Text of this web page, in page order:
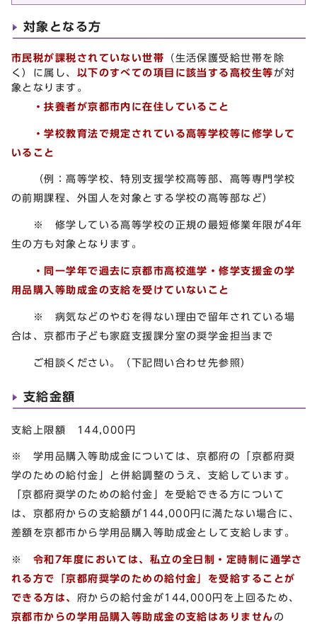
対象となる方
市民税が課税されていない世帯 （生活保護受給世帯を除
く）に属し、
以下のすべての項目に該当する高校生等 が対
象となります。
・扶養者が京都市内に在住していること
・学校教育法で規定されている高等学校等に修学して
いること
（例：高等学校、特別支援学校高等部、高等専門学校
の前期課程、外国人を対象とする学校の高等部など）
※ 修学している高等学校の正規の最短修業年限が4年
生の方も対象となります。
・同一学年で過去に京都市高校進学・修学支援金の学
用品購入等助成金の支給を受けていないこと
※ 病気などのやむを得ない理由で留年されている場
合は、京都市子ども家庭支援課分室の奨学金担当まで
ご相談ください。（下記問い合わせ先参照）
支給金額
支給上限額 144,000円
※ 学用品購入等助成金については、京都府の「京都府奨
学のための給付金」と併給調整のうえ、支給しています。
「京都府奨学のための給付金」を受給できる方について
は、京都府からの支給額が144,000円に満たない場合に、
差額を京都市から学用品購入等助成金として支給します。
※ 令和7年度においては、私立の全日制・定時制に通学さ
れる方で「京都府奨学のための給付金」を受給することが
できる方は、 府からの給付金が144,000円を上回るため、
京都市からの学用品購入等助成金の支給はありません の